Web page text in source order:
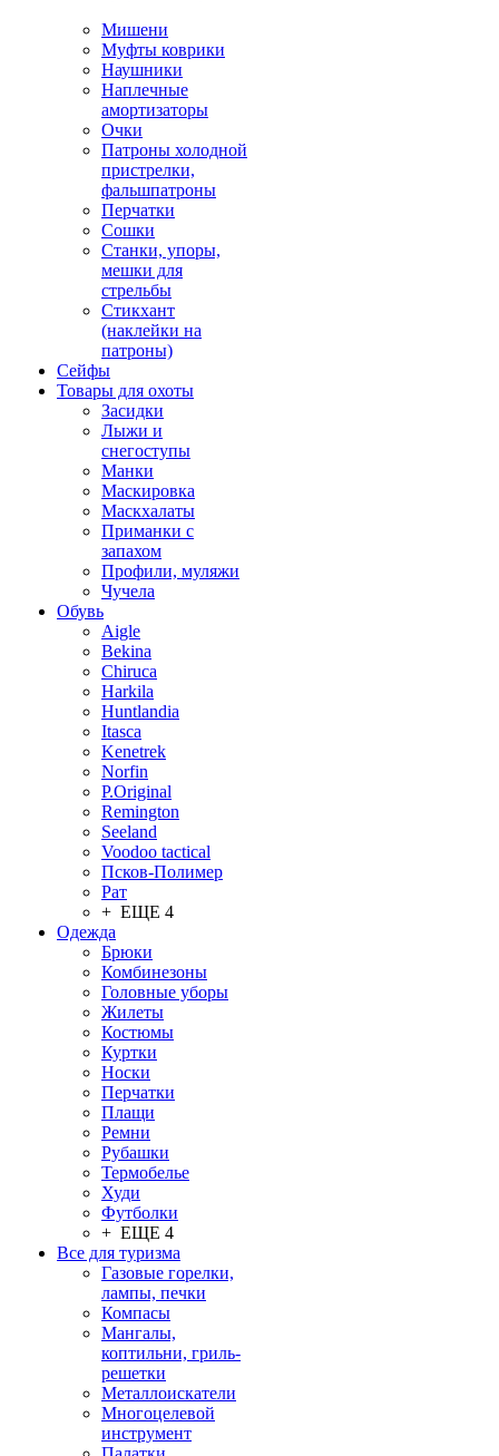
Мишени
Муфты коврики
Наушники
Наплечные
амортизаторы
Очки
Патроны холодной
пристрелки,
фальшпатроны
Перчатки
Сошки
Станки, упоры,
мешки для
стрельбы
Стикхант
(наклейки на
патроны)
Сейфы
Товары для охоты
Засидки
Лыжи и
снегоступы
Манки
Маскировка
Маскхалаты
Приманки с
запахом
Профили, муляжи
Чучела
Обувь
Aigle
Bekina
Chiruсa
Harkila
Huntlandia
Itasca
Kenetrek
Norfin
P.Original
Remington
Seeland
Voodoo tactical
Псков-Полимер
Рат
+ ЕЩЕ 4
Одежда
Брюки
Комбинезоны
Головные уборы
Жилеты
Костюмы
Куртки
Носки
Перчатки
Плащи
Ремни
Рубашки
Термобелье
Худи
Футболки
+ ЕЩЕ 4
Все для туризма
Газовые горелки,
лампы, печки
Компасы
Мангалы,
коптильни, гриль-
решетки
Металлоискатели
Многоцелевой
инструмент